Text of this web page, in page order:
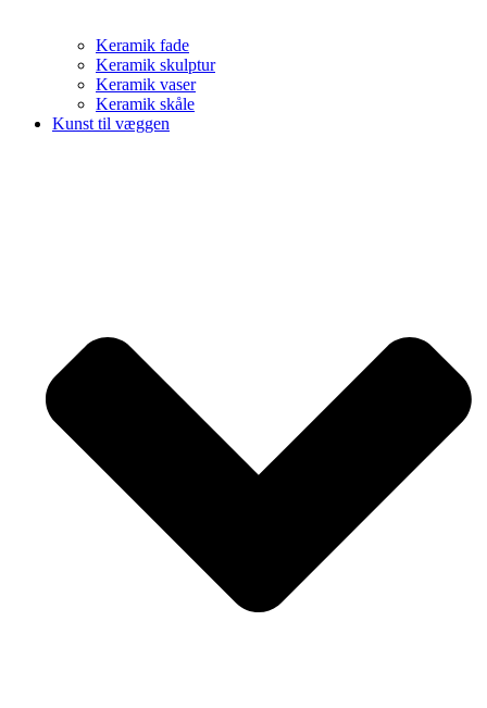
Keramik fade
Keramik skulptur
Keramik vaser
Keramik skåle
Kunst til væggen